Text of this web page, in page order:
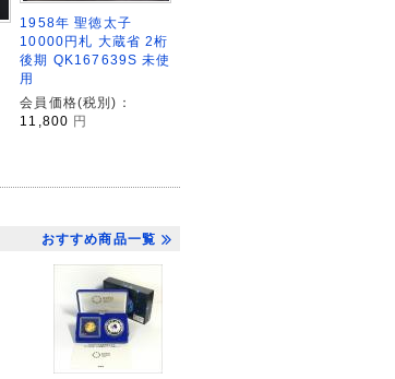
1958年 聖徳太子
10000円札 大蔵省 2桁
後期 QK167639S 未使
用
会員価格(税別)：
11,800 円
おすすめ商品一覧